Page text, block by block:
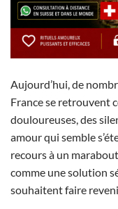
Aujourd’hui, de
France se retrouvent
douloureuses, des
amour qui semble
recours à un
comme une solution
souhaitent faire